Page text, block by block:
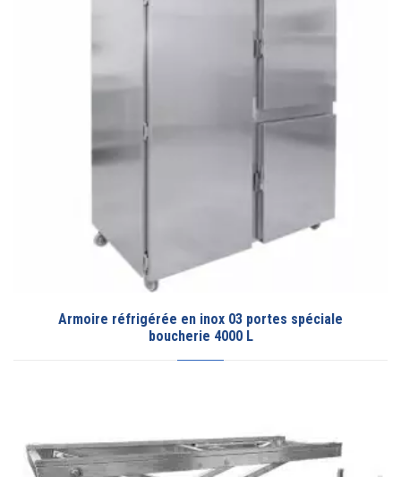
Armoire réfrigérée en inox 03 portes spéciale
boucherie 4000 L